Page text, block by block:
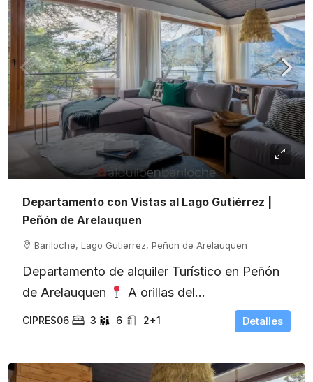
Departamento con Vistas al Lago Gutiérrez |
Peñón de Arelauquen
Bariloche, Lago Gutierrez, Peñon de Arelauquen
Departamento de alquiler Turístico en Peñón
de Arelauquen
A orillas del...
CIPRES06 3 6 2+1 Detalles